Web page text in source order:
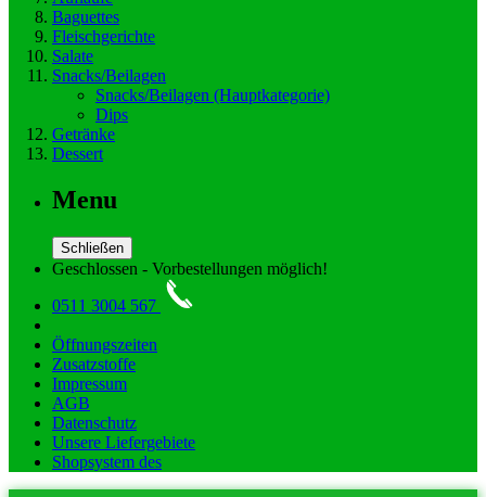
Baguettes
Fleischgerichte
Salate
Snacks/Beilagen
Snacks/Beilagen (Hauptkategorie)
Dips
Getränke
Dessert
Menu
Schließen
Geschlossen - Vorbestellungen möglich!
0511 3004 567
Öffnungszeiten
Zusatzstoffe
Impressum
AGB
Datenschutz
Unsere Liefergebiete
Shopsystem des